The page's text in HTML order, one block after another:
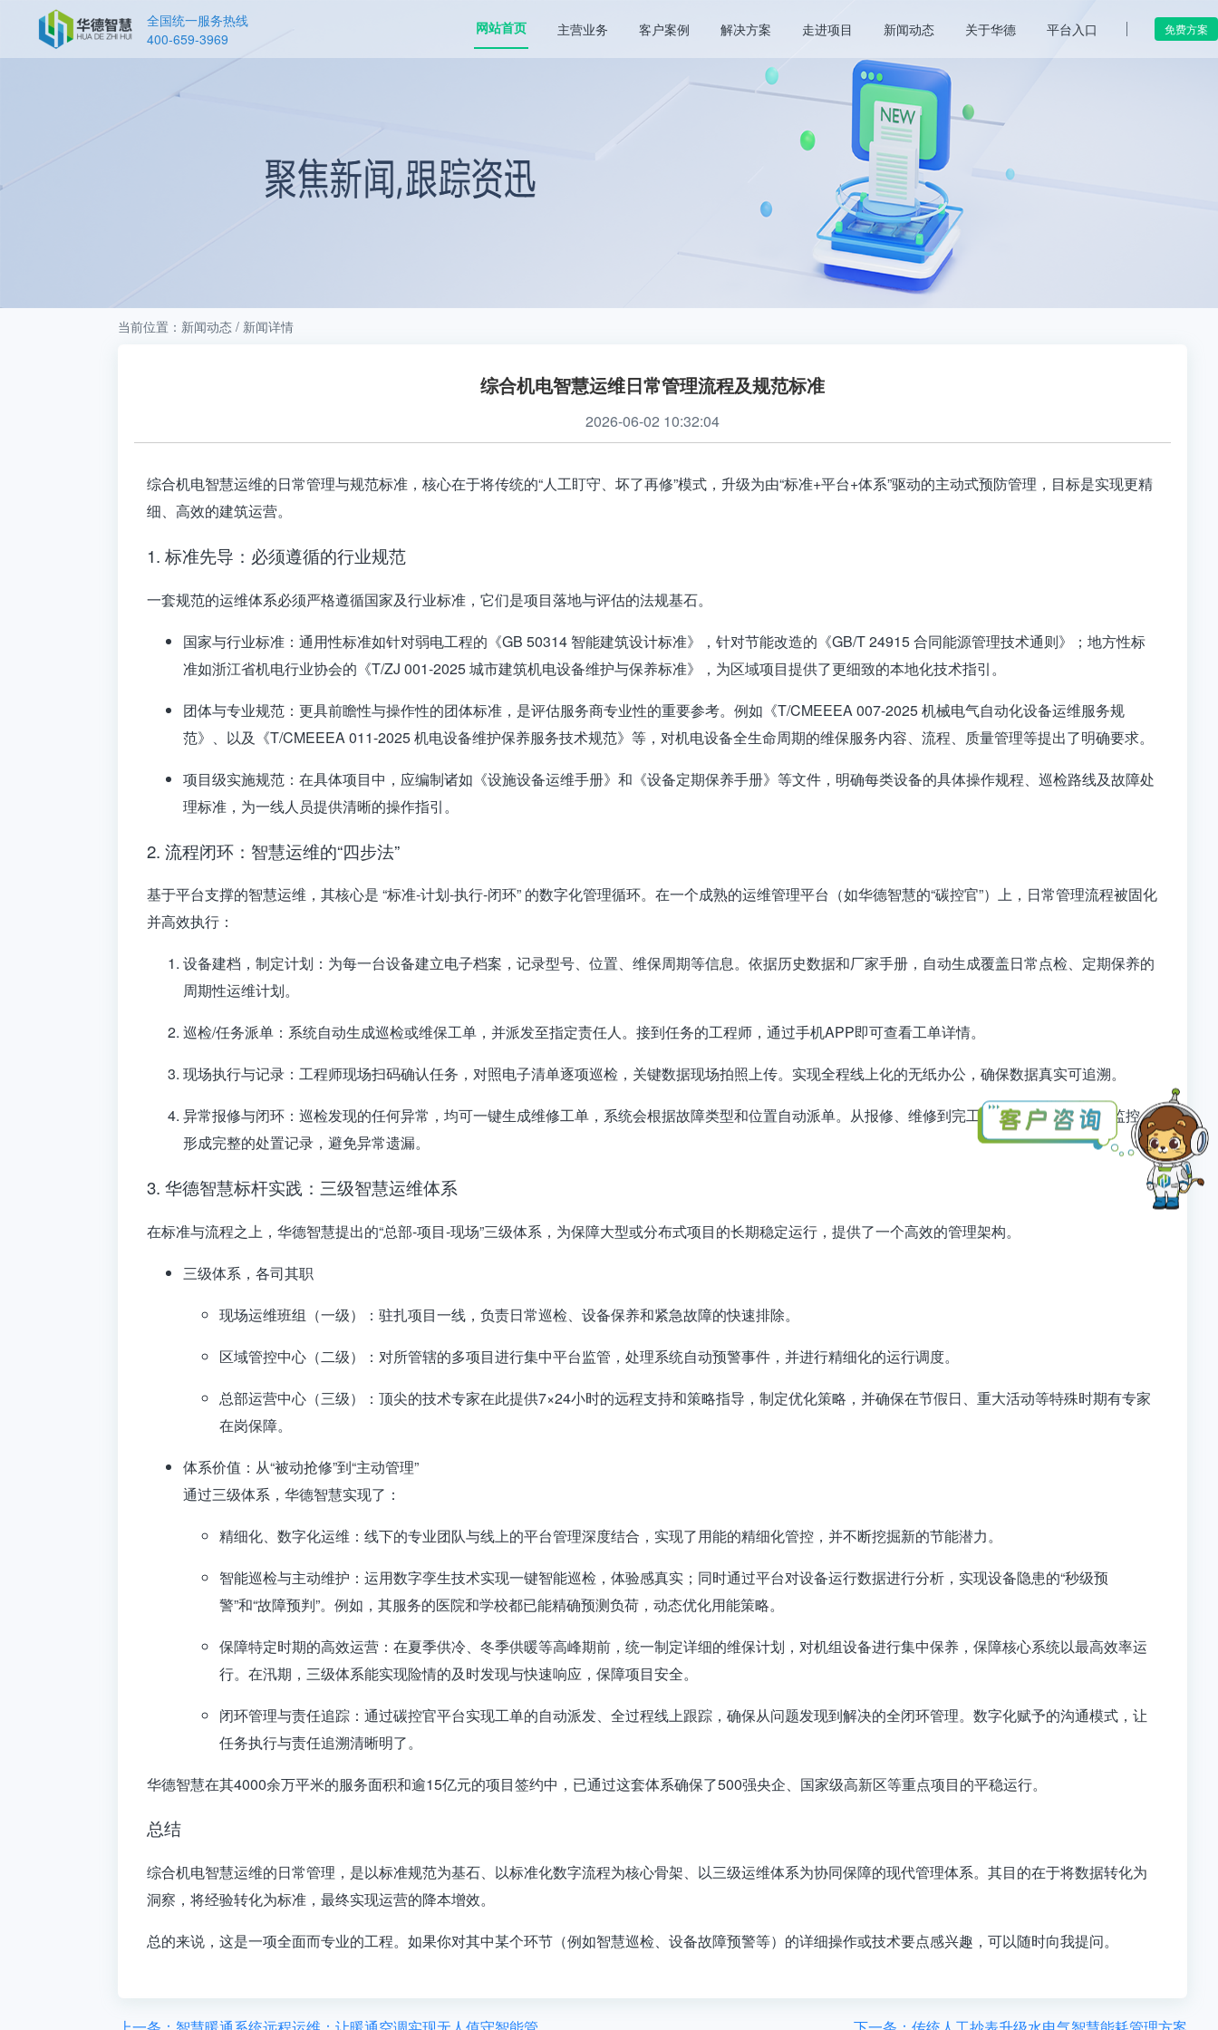
全国统一服务热线
400-659-3969
网站首页 主营业务 客户案例 解决方案 走进项目 新闻动态 关于华德 平台入口 免费方案
当前位置：新闻动态 / 新闻详情
综合机电智慧运维日常管理流程及规范标准
2026-06-02 10:32:04
综合机电智慧运维的日常管理与规范标准，核心在于将传统的“人工盯守、坏了再修”模式，升级为由“标准+平台+体系”驱动的主动式预防管理 ，目标是实现更精
细、高效的建筑运营。
1. 标准先导：必须遵循的行业规范
一套规范的运维体系必须严格遵循国家及行业标准，它们是项目落地与评估的法规基石。
国家与行业标准 ：通用性标准如针对弱电工程的《GB 50314 智能建筑设计标准》，针对节能改造的《GB/T 24915 合同能源管理技术通则》；地方性标
准如浙江省机电行业协会的《T/ZJ 001-2025 城市建筑机电设备维护与保养标准》，为区域项目提供了更细致的本地化技术指引。
团体与专业规范 ：更具前瞻性与操作性的团体标准，是评估服务商专业性的重要参考。例如《T/CMEEEA 007-2025 机械电气自动化设备运维服务规
范》 、以及《T/CMEEEA 011-2025 机电设备维护保养服务技术规范》 等，对机电设备全生命周期的维保服务内容、流程、质量管理等提出了明确要求。
项目级实施规范 ：在具体项目中，应编制诸如《设施设备运维手册》和《设备定期保养手册》等文件，明确每类设备的具体操作规程、巡检路线及故障处
理标准，为一线人员提供清晰的操作指引。
2. 流程闭环：智慧运维的“四步法”
基于平台支撑的智慧运维，其核心是 “标准-计划-执行-闭环” 的数字化管理循环。在一个成熟的运维管理平台（如华德智慧的“碳控官”）上，日常管理流程被固化
并高效执行：
设备建档，制定计划 ：为每一台设备建立电子档案，记录型号、位置、维保周期等信息。依据历史数据和厂家手册，自动生成覆盖日常点检、定期保养的
周期性运维计划。
巡检/任务派单 ：系统自动生成巡检或维保工单，并派发至指定责任人。接到任务的工程师，通过手机APP即可查看工单详情。
现场执行与记录 ：工程师现场扫码确认任务，对照电子清单逐项巡检，关键数据现场拍照上传。实现全程线上化的无纸办公，确保数据真实可追溯。
异常报修与闭环 ：巡检发现的任何异常，均可一键生成维修工单，系统会根据故障类型和位置自动派单。从报修、维修到完工核销，全流程线上化监控，
形成完整的处置记录，避免异常遗漏。
3. 华德智慧标杆实践：三级智慧运维体系
在标准与流程之上，华德智慧提出的“总部-项目-现场”三级体系，为保障大型或分布式项目的长期稳定运行，提供了一个高效的管理架构。
三级体系，各司其职
现场运维班组（一级）
：驻扎项目一线，负责日常巡检、设备保养和紧急故障的快速排除。
区域管控中心（二级）
：对所管辖的多项目进行集中平台监管，处理系统自动预警事件，并进行精细化的运行调度。
总部运营中心（三级）
：顶尖的技术专家在此提供7×24小时的远程支持和策略指导，制定优化策略，并确保在节假日、重大活动等特殊时期有专家
在岗保障。
体系价值：从“被动抢修”到“主动管理”
通过三级体系，华德智慧实现了：
精细化、数字化运维 ：线下的专业团队与线上的平台管理深度结合，实现了用能的精细化管控，并不断挖掘新的节能潜力。
智能巡检与主动维护 ：运用数字孪生技术实现一键智能巡检，体验感真实 ；同时通过平台对设备运行数据进行分析，实现设备隐患的“秒级预
警”和“故障预判”。例如，其服务的医院和学校都已能精确预测负荷，动态优化用能策略。
保障特定时期的高效运营 ：在夏季供冷、冬季供暖等高峰期前，统一制定详细的维保计划，对机组设备进行集中保养，保障核心系统以最高效率运
行。在汛期，三级体系能实现险情的及时发现与快速响应，保障项目安全。
闭环管理与责任追踪 ：通过碳控官平台实现工单的自动派发、全过程线上跟踪，确保从问题发现到解决的全闭环管理。数字化赋予的沟通模式，让
任务执行与责任追溯清晰明了。
华德智慧在其4000余万平米的服务面积和逾15亿元的项目签约中，已通过这套体系确保了500强央企、国家级高新区等重点项目的平稳运行。
总结
综合机电智慧运维的日常管理，是以标准规范为基石、以标准化数字流程为核心骨架、以三级运维体系为协同保障的现代管理体系。其目的在于将数据转化为
洞察，将经验转化为标准，最终实现运营的降本增效。
总的来说，这是一项全面而专业的工程。如果你对其中某个环节（例如智慧巡检、设备故障预警等）的详细操作或技术要点感兴趣，可以随时向我提问。